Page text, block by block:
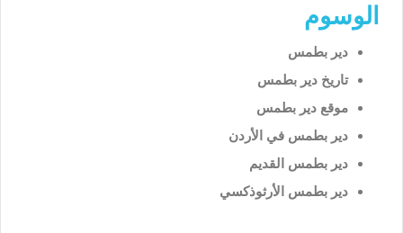
الوسوم
دير بطمس
تاريخ دير بطمس
موقع دير بطمس
دير بطمس في الأردن
دير بطمس القديم
دير بطمس الأرثوذكسي